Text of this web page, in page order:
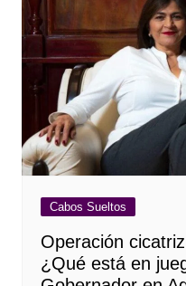
Cabos Sueltos
Operación
¿Qué está en